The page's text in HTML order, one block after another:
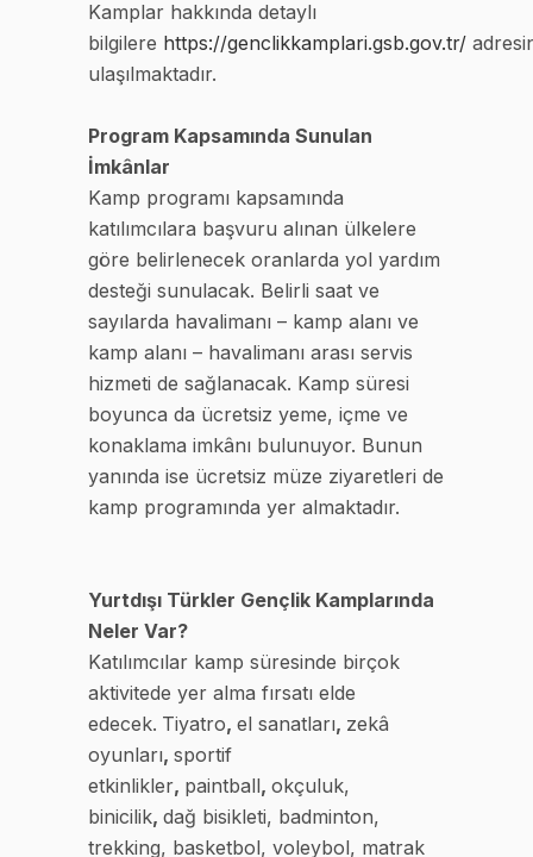
Kamplar hakkında detaylı
bilgilere https://genclikkamplari.gsb.gov.tr/
ulaşılmaktadır.
Program Kapsamında Sunulan
İmkânlar
Kamp programı kapsamında
katılımcılara başvuru alınan ülkelere
göre belirlenecek oranlarda yol yardım
desteği sunulacak. Belirli saat ve
sayılarda havalimanı – kamp alanı ve
kamp alanı – havalimanı arası servis
hizmeti de sağlanacak. Kamp süresi
boyunca da ücretsiz yeme, içme ve
konaklama imkânı bulunuyor. Bunun
yanında ise ücretsiz müze ziyaretleri de
kamp programında yer almaktadır.
Yurtdışı Türkler Gençlik Kamplarında
Neler Var?
Katılımcılar kamp süresinde birçok
aktivitede yer alma fırsatı elde
edecek. Tiyatro, el sanatları, zekâ
oyunları, sportif
etkinlikler, paintball, okçuluk,
binicilik, dağ bisikleti, badminton,
trekking, basketbol, voleybol, matrak